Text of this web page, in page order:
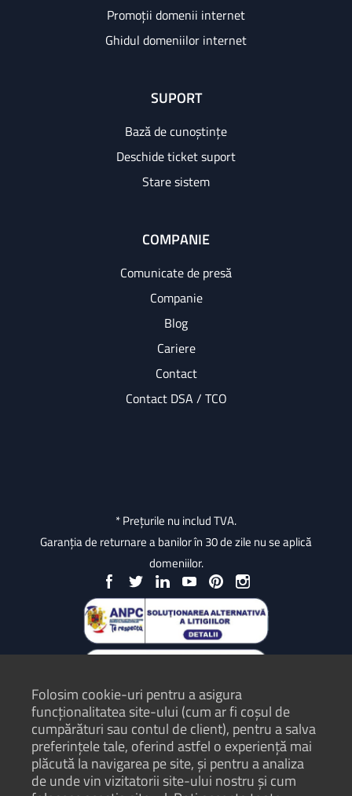
Promoții domenii internet
Ghidul domeniilor internet
SUPORT
Bază de cunoștințe
Deschide ticket suport
Stare sistem
COMPANIE
Comunicate de presă
Companie
Blog
Cariere
Contact
Contact DSA / TCO
* Prețurile nu includ TVA.
Garanția de returnare a banilor în 30 de zile nu se aplică
domeniilor.
Protecția Consumatorilor - ANPC
Folosim cookie-uri pentru a asigura
funcționalitatea site-ului (cum ar fi coșul de
cumpărături sau contul de client), pentru a salva
preferințele tale, oferind astfel o experiență mai
plăcută la navigarea pe site, și pentru a analiza
de unde vin vizitatorii site-ului nostru și cum